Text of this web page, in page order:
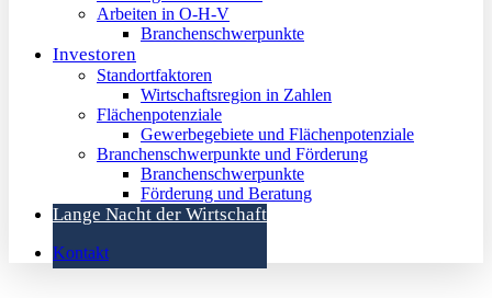
Arbeiten in O-H-V
Branchenschwerpunkte
Investoren
Standortfaktoren
Wirtschaftsregion in Zahlen
Flächenpotenziale
Gewerbegebiete und Flächenpotenziale
Branchenschwerpunkte und Förderung
Branchenschwerpunkte
Förderung und Beratung
Lange Nacht der Wirtschaft
Kontakt